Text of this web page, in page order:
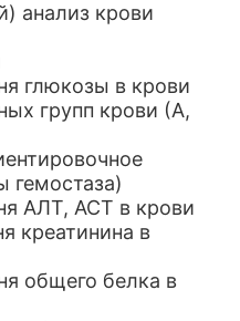
анализ крови
глюкозы в крови
групп крови (А,
гемостаза)
АЛТ, АСТ в крови
креатинина в
общего белка в